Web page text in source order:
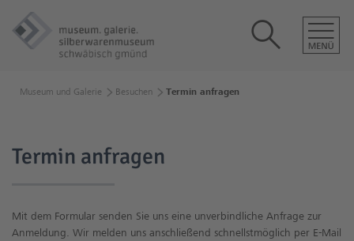
Museum und Galerie Besuchen Termin anfragen
Termin anfragen
Mit dem Formular senden Sie uns eine unverbindliche Anfrage zur
Anmeldung. Wir melden uns anschließend schnellstmöglich per E-Mail